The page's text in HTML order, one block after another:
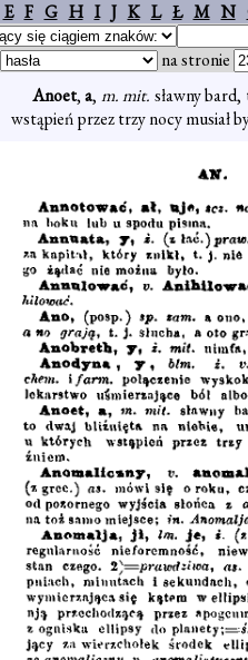
E F G H I J K L Ł M N
na stronie
Anoet,a, m. mit. sławny
wstąpień przez trzy nocy musiał